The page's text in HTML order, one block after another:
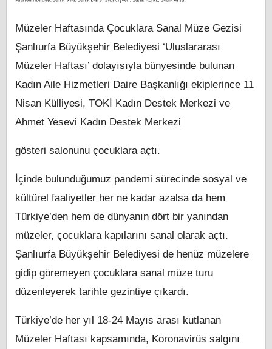
Müzeler Haftasında Çocuklara Sanal Müze Gezisi
Şanlıurfa Büyükşehir Belediyesi ‘Uluslararası
Müzeler Haftası’ dolayısıyla bünyesinde bulunan
Kadın Aile Hizmetleri Daire Başkanlığı ekiplerince 11
Nisan Külliyesi, TOKİ Kadın Destek Merkezi ve
Ahmet Yesevi Kadın Destek Merkezi
gösteri salonunu çocuklara açtı.
İçinde bulunduğumuz pandemi sürecinde sosyal ve
kültürel faaliyetler her ne kadar azalsa da hem
Türkiye’den hem de dünyanın dört bir yanından
müzeler, çocuklara kapılarını sanal olarak açtı.
Şanlıurfa Büyükşehir Belediyesi de henüz müzelere
gidip göremeyen çocuklara sanal müze turu
düzenleyerek tarihte gezintiye çıkardı.
Türkiye’de her yıl 18-24 Mayıs arası kutlanan
Müzeler Haftası kapsamında, Koronavirüs salgını